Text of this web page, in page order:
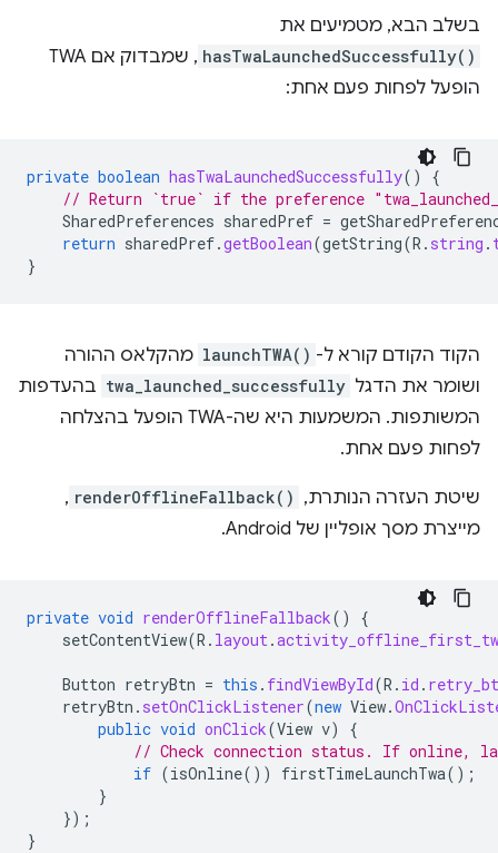
בשלב הבא, מטמיעים את
hasTwaLaunchedSuccessfully()
, שמבדוק אם TWA
הופעל לפחות פעם אחת:
private boolean hasTwaLaunchedSuccessfully()
{
// Return `true` if the preference
SharedPreferences sharedPref =
return sharedPref.getBoolean(getString(R . string .
}
הקוד הקודם קורא ל- launchTWA() מהקלאס ההורה
ושומר את הדגל twa_launched_successfully בהעדפות
המשותפות. המשמעות היא שה-TWA הופעל בהצלחה
לפחות פעם אחת.
שיטת העזרה הנותרת, renderOfflineFallback()
,
מייצרת מסך אופליין של Android.
private void renderOfflineFallback()
{
setContentView(R . layout.
Button retryBtn = this . findViewById(R . id .
retryBtn . setOnClickListener(new View.
public void onClick(View v)
{
// Check connection status. If online,
if (isOnline()) firstTimeLaunchTwa();
}
});
}